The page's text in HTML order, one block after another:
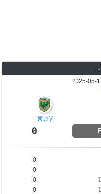
2025-05-
東京V
0
0
0
0
0